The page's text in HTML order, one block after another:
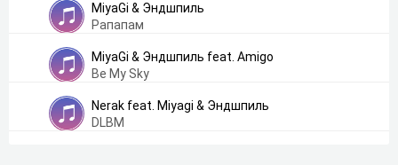
MiyaGi & Эндшпиль
Рапапам
MiyaGi & Эндшпиль feat. Amigo
Be My Sky
Nerak feat. Miyagi & Эндшпиль
DLBM